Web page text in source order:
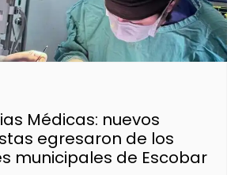
Médicas: nuevos
egresaron de los
municipales de Escobar